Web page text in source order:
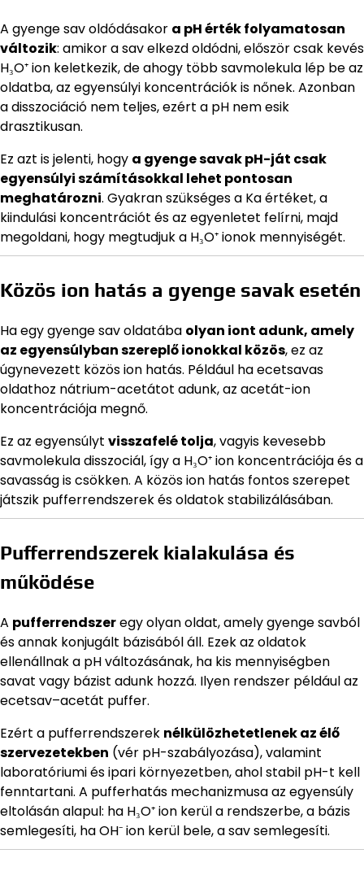
A gyenge sav oldódásakor a pH érték folyamatosan
változik: amikor a sav elkezd oldódni, először csak kevés
H₃O⁺ ion keletkezik, de ahogy több savmolekula lép be az
oldatba, az egyensúlyi koncentrációk is nőnek. Azonban
a disszociáció nem teljes, ezért a pH nem esik
drasztikusan.
Ez azt is jelenti, hogy a gyenge savak pH-ját csak
egyensúlyi számításokkal lehet pontosan
meghatározni. Gyakran szükséges a Ka értéket, a
kiindulási koncentrációt és az egyenletet felírni, majd
megoldani, hogy megtudjuk a H₃O⁺ ionok mennyiségét.
Közös ion hatás a gyenge savak esetén
Ha egy gyenge sav oldatába olyan iont adunk, amely
az egyensúlyban szereplő ionokkal közös, ez az
úgynevezett közös ion hatás. Például ha ecetsavas
oldathoz nátrium-acetátot adunk, az acetát-ion
koncentrációja megnő.
Ez az egyensúlyt visszafelé tolja, vagyis kevesebb
savmolekula disszociál, így a H₃O⁺ ion koncentrációja és a
savasság is csökken. A közös ion hatás fontos szerepet
játszik pufferrendszerek és oldatok stabilizálásában.
Pufferrendszerek kialakulása és
működése
A pufferrendszeregy olyan oldat, amely gyenge savból
és annak konjugált bázisából áll. Ezek az oldatok
ellenállnak a pH változásának, ha kis mennyiségben
savat vagy bázist adunk hozzá. Ilyen rendszer például az
ecetsav–acetát puffer.
Ezért a pufferrendszerek nélkülözhetetlenek az élő
szervezetekben (vér pH-szabályozása), valamint
laboratóriumi és ipari környezetben, ahol stabil pH-t kell
fenntartani. A pufferhatás mechanizmusa az egyensúly
eltolásán alapul: ha H₃O⁺ ion kerül a rendszerbe, a bázis
semlegesíti, ha OH⁻ ion kerül bele, a sav semlegesíti.